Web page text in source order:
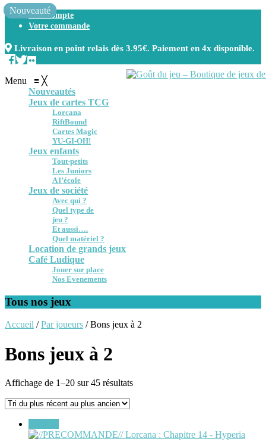
Mon compte
Votre commande
Livraison en point relais dès 3.95€. Paiement en 4x disponible.
Menu ≡ ╳
Nouveautés
Jeux de cartes TCG
Lorcana
RiftBound
Cartes Magic
YU-GI-OH!
Jeux enfants
Tout-petits
Les Juniors
A l’école
Jeux de société
Avec qui ?
Quel type de
jeu ?
Et aussi….
Quel matériel ?
Location de grands jeux
Café Ludique
Jouer sur place
Nos Evenements
Tous nos jeux
Accueil /Par joueurs / Bons jeux à 2
Bons jeux à 2
Affichage de 1–20 sur 45 résultatsTrié
plus
Nouveauté
Nouveauté